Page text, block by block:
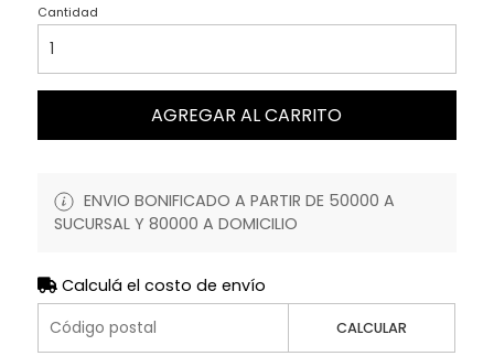
Cantidad
AGREGAR AL CARRITO
ENVIO BONIFICADO A PARTIR DE 50000 A
SUCURSAL Y 80000 A DOMICILIO
Calculá el costo de envío
CALCULAR